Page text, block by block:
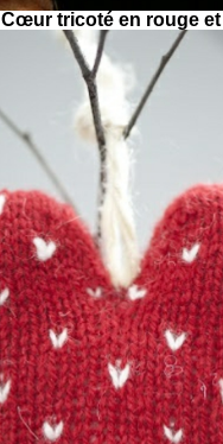
Cœur tricoté en rouge